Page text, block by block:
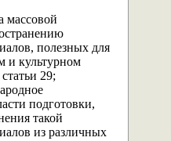
массовой
полезных для
и культурном
29;
подготовки,
такой
из различных